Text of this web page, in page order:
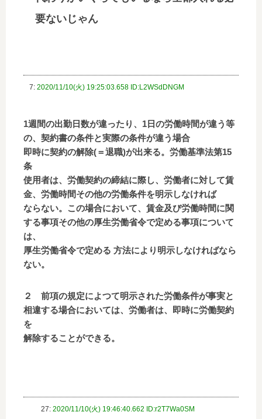
要ないじゃん
7: 2020/11/10(火) 19:25:03.658 ID:L2WSdDNGM
1週間の出勤日数が違ったり、1日の労働時間が違う等
の、契約書の条件と実際の条件が違う場合
即時に契約の解除(＝退職)が出来る。労働基準法第15
条
使用者は、労働契約の締結に際し、労働者に対して賃
金、労働時間その他の労働条件を明示しなければ
ならない。この場合において、賃金及び労働時間に関
する事項その他の厚生労働省令で定める事項について
は、
厚生労働省令で定める 方法により明示しなければなら
ない。
２ 前項の規定によつて明示された労働条件が事実と
相違する場合においては、労働者は、即時に労働契約
を
解除することができる。
27: 2020/11/10(火) 19:46:40.662 ID:r2T7Wa0SM